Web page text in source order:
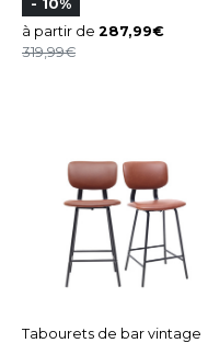
- 10%
à partir de 287,99
319,99
Tabourets de bar vintage